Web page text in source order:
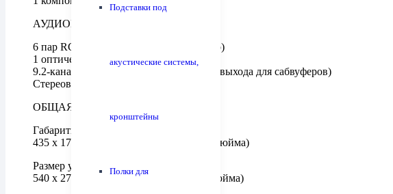
Подставки под
акустические системы,
кронштейны
Полки для
АУДИОВХОДЫ / АУДИОВЫХОДЫ
6 пар RCA, 1 пара RCA (фонокорректор)
1 оптический, 1 коаксиальный
9.2-канальный выход предусилителя (2 выхода для сабвуферов)
Стереовыход на вторую зону (RCA)
ОБЩАЯ ИНФОРМАЦИЯ
Габариты (ШхВхГ)
435 x 177,5 x 382,.5 мм (17.1 x 7 x 15.1 дюйма)
Размер упаковки (ШхВхГ)
540 x 270 x 467 мм (21.3 x 10.6 x 18.4 дюйма)